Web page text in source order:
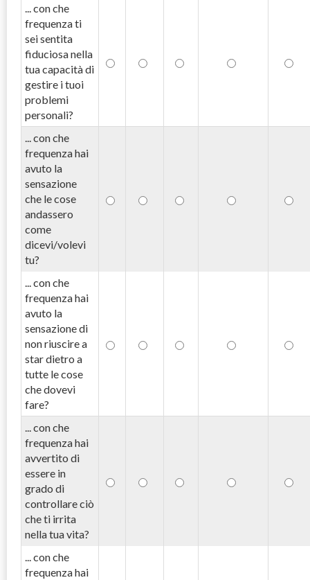
... con che
frequenza ti
sei sentita
fiduciosa nella
tua capacità di
gestire i tuoi
problemi
personali?
... con che
frequenza hai
avuto la
sensazione
che le cose
andassero
come
dicevi/volevi
tu?
... con che
frequenza hai
avuto la
sensazione di
non riuscire a
star dietro a
tutte le cose
che dovevi
fare?
... con che
frequenza hai
avvertito di
essere in
grado di
controllare ciò
che ti irrita
nella tua vita?
... con che
frequenza hai